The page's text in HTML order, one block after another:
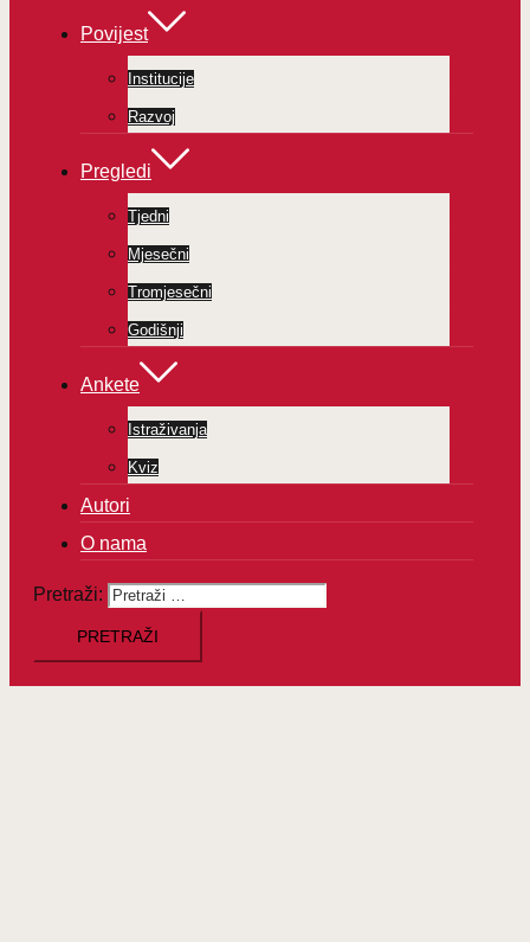
Povijest
Institucije
Razvoj
Pregledi
Tjedni
Mjesečni
Tromjesečni
Godišnji
Ankete
Istraživanja
Kviz
Autori
O nama
Pretraži: